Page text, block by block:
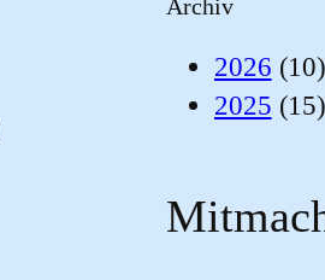
Archiv
2026 (10)
2025 (15)